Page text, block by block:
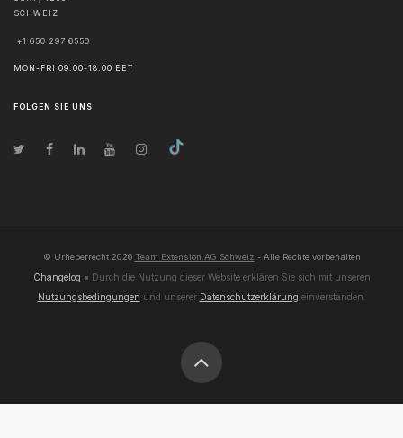
SCHWEIZ
+1 650 297 6550
MON-FRI 09:00-18:00 EET
FOLGEN SIE UNS
© Urheberrecht 2026 Team Extension AG Schweiz - Alle Rechte vorbehalten
Changelog ● Durch die Nutzung dieser Website erklären Sie sich mit unseren
Nutzungsbedingungen und unserer Datenschutzerklärung einverstanden.